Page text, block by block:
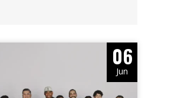
06
Jun